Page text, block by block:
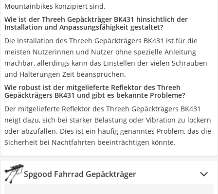
Mountainbikes konzipiert sind.
Wie ist der Threeh Gepäckträger BK431 hinsichtlich der
Installation und Anpassungsfähigkeit gestaltet?
Die Installation des Threeh Gepäckträgers BK431 ist für die
meisten Nutzerinnen und Nutzer ohne spezielle Anleitung
machbar, allerdings kann das Einstellen der vielen Schrauben
und Halterungen Zeit beanspruchen.
Wie robust ist der mitgelieferte Reflektor des Threeh
Gepäckträgers BK431 und gibt es bekannte Probleme?
Der mitgelieferte Reflektor des Threeh Gepäckträgers BK431
neigt dazu, sich bei starker Belastung oder Vibration zu lockern
oder abzufallen. Dies ist ein häufig genanntes Problem, das die
Sicherheit bei Nachtfahrten beeinträchtigen könnte.
Spgood Fahrrad Gepäckträger